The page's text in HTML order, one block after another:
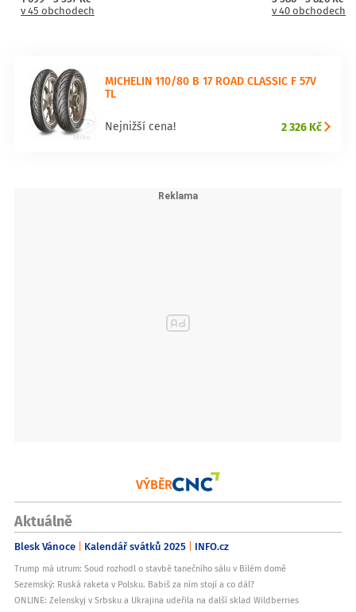
v 45 obchodech v 40 obchodech
MICHELIN 110/80 B 17 ROAD CLASSIC F 57V
TL
Nejnižší cena! 2 326 Kč
VÝBĚR
Aktuálně
Blesk Vánoce Kalendář svátků 2025 INFO.cz
Trump má utrum: Soud rozhodl o stavbě tanečního sálu v Bílém domě
Sezemský: Ruská raketa v Polsku. Babiš za ním stojí a co dál?
ONLINE: Zelenskyj v Srbsku a Ukrajina udeřila na další sklad Wildberries